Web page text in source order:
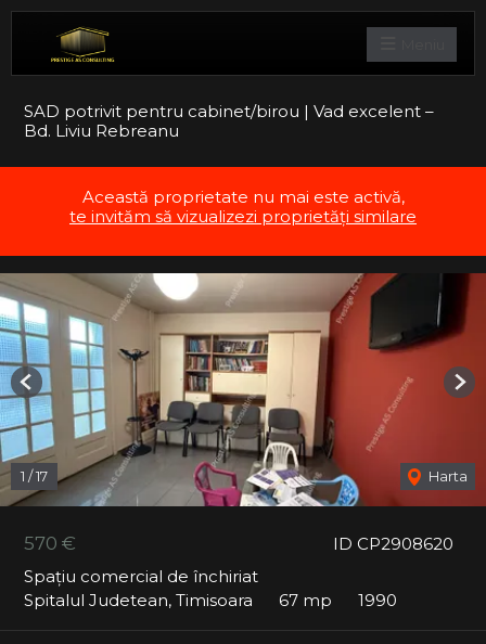
SAD potrivit pentru cabinet/birou | Vad excelent –
Bd. Liviu Rebreanu
Această proprietate nu mai este activă,
te invităm să vizualizezi proprietăți similare
ID CP2908620
570 €
Spațiu comercial de închiriat
Spitalul Judetean, Timisoara
67 mp 1990
1 /17 Harta
Previous